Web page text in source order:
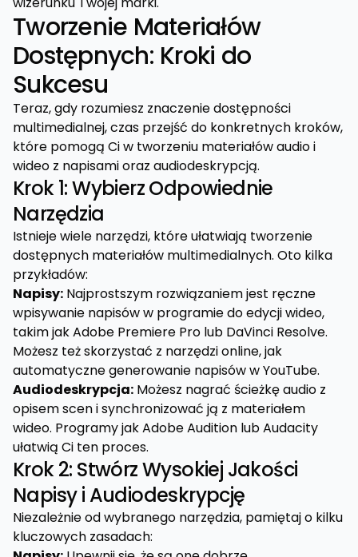
Tworzenie Materiałów
Dostępnych: Kroki do
Sukcesu
Teraz, gdy rozumiesz znaczenie dostępności
multimedialnej, czas przejść do konkretnych kroków,
które pomogą Ci w tworzeniu materiałów audio i
wideo z napisami oraz audiodeskrypcją.
Krok 1: Wybierz Odpowiednie
Narzędzia
Istnieje wiele narzędzi, które ułatwiają tworzenie
dostępnych materiałów multimedialnych. Oto kilka
przykładów:
Napisy: Najprostszym rozwiązaniem jest ręczne
wpisywanie napisów w programie do edycji wideo,
takim jak Adobe Premiere Pro lub DaVinci Resolve.
Możesz też skorzystać z narzędzi online, jak
automatyczne generowanie napisów w YouTube.
Audiodeskrypcja: Możesz nagrać ścieżkę audio z
opisem scen i synchronizować ją z materiałem
wideo. Programy jak Adobe Audition lub Audacity
ułatwią Ci ten proces.
Krok 2: Stwórz Wysokiej Jakości
Napisy i Audiodeskrypcję
Niezależnie od wybranego narzędzia, pamiętaj o kilku
kluczowych zasadach: